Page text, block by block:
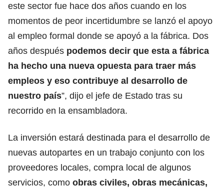
este sector fue hace dos años cuando en los
momentos de peor incertidumbre se lanzó el apoyo
al empleo formal donde se apoyó a la fábrica. Dos
años después podemos decir que esta a fábrica
ha hecho una nueva opuesta para traer más
empleos y eso contribuye al desarrollo de
nuestro país”, dijo el jefe de Estado tras su
recorrido en la ensambladora.
La inversión estará destinada para el desarrollo de
nuevas autopartes en un trabajo conjunto con los
proveedores locales, compra local de algunos
servicios, como obras civiles, obras mecánicas,